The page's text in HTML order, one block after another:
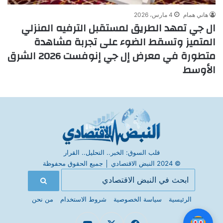
هاني همام 4 مارس، 2026
ال جي تمهد الطريق لمستقبل الترفيه المنزلي
المتميز وتسقط الضوء على تجربة مشاهدة
متطورة في معرض إل جي إنوفست 2026 الشرق
الأوسط
قلب السوق: الخبر.. التحليل.. القرار
© 2024 النبض الاقتصادي
جميع الحقوق محفوظة
الرئيسية سياسة الخصوصية شروط الاستخدام من نحن